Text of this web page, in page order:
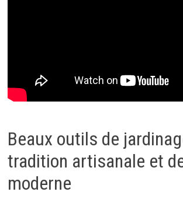
Beaux outils de
tradition artisanale et
moderne